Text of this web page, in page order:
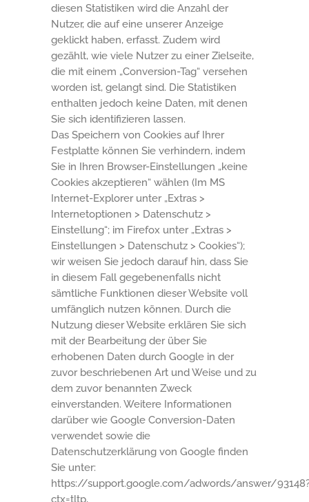
diesen Statistiken wird die Anzahl der
Nutzer, die auf eine unserer Anzeige
geklickt haben, erfasst. Zudem wird
gezählt, wie viele Nutzer zu einer Zielseite,
die mit einem „Conversion-Tag“ versehen
worden ist, gelangt sind. Die Statistiken
enthalten jedoch keine Daten, mit denen
Sie sich identifizieren lassen.
Das Speichern von Cookies auf Ihrer
Festplatte können Sie verhindern, indem
Sie in Ihren Browser-Einstellungen „keine
Cookies akzeptieren“ wählen (Im MS
Internet-Explorer unter „Extras >
Internetoptionen > Datenschutz >
Einstellung“; im Firefox unter „Extras >
Einstellungen > Datenschutz > Cookies“);
wir weisen Sie jedoch darauf hin, dass Sie
in diesem Fall gegebenenfalls nicht
sämtliche Funktionen dieser Website voll
umfänglich nutzen können. Durch die
Nutzung dieser Website erklären Sie sich
mit der Bearbeitung der über Sie
erhobenen Daten durch Google in der
zuvor beschriebenen Art und Weise und zu
dem zuvor benannten Zweck
einverstanden. Weitere Informationen
darüber wie Google Conversion-Daten
verwendet sowie die
Datenschutzerklärung von Google finden
Sie unter:
https://support.google.com/adwords/answer/
ctx=tltp,